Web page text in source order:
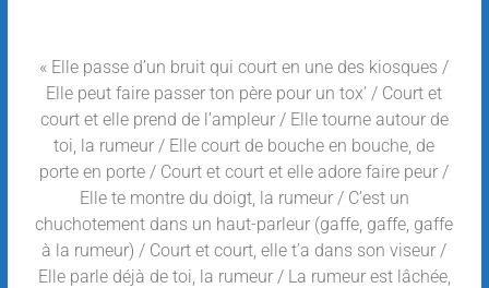
« Elle passe d’un bruit qui court en une des kiosques /
Elle peut faire passer ton père pour un tox’ / Court et
court et elle prend de l’ampleur / Elle tourne autour de
toi, la rumeur / Elle court de bouche en bouche, de
porte en porte / Court et court et elle adore faire peur /
Elle te montre du doigt, la rumeur / C’est un
chuchotement dans un haut-parleur (gaffe, gaffe, gaffe
à la rumeur) / Court et court, elle t’a dans son viseur /
Elle parle déjà de toi, la rumeur / La rumeur est lâchée,